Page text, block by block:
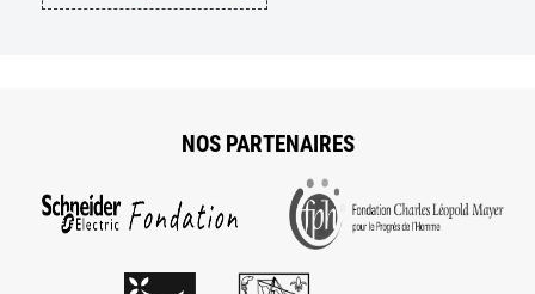
NOS PARTENAIRES